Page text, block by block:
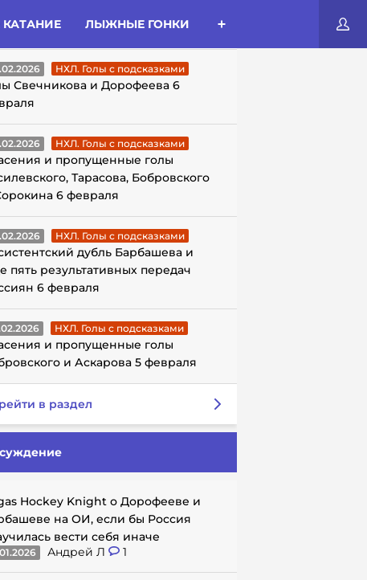
ЛЫЖНЫЕ ГОНКИ
С ПОДСКАЗКАМИ
НХЛ. Голы с подсказками
Свечникова и Дорофеева 6
НХЛ. Голы с подсказками
и пропущенные голы
Тарасова, Бобровского
6 февраля
НХЛ. Голы с подсказками
дубль Барбашева и
пять результативных передач
6 февраля
НХЛ. Голы с подсказками
и пропущенные голы
и Аскарова 5 февраля
в раздел
Hockey Knight о Дорофееве и
на ОИ, если бы Россия
вести себя иначе
Андрей Л 1